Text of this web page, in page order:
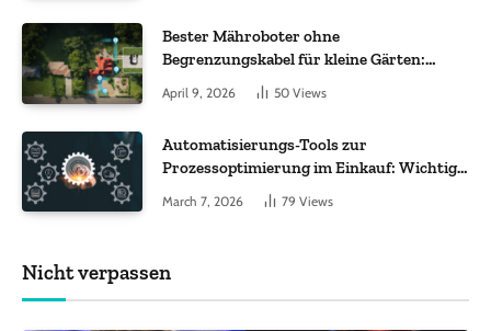
Bester Mähroboter ohne
Begrenzungskabel für kleine Gärten:
Worauf es bei 200 bis 500 m² wirklich
ankommt
April 9, 2026 50 Views
Automatisierungs-Tools zur
Prozessoptimierung im Einkauf: Wichtige
Funktionen, auf die Sie achten sollten
March 7, 2026 79 Views
Nicht verpassen